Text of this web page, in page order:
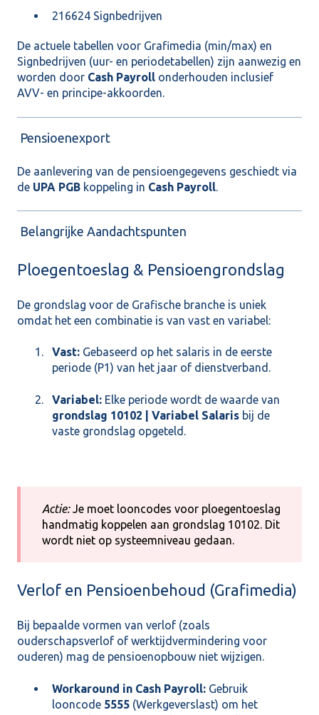
216624 Signbedrijven
De actuele tabellen voor Grafimedia (min/max) en
Signbedrijven (uur- en periodetabellen) zijn aanwezig en
worden door Cash Payroll onderhouden inclusief
AVV- en principe-akkoorden.
Pensioenexport
De aanlevering van de pensioengegevens geschiedt via
de UPA PGB koppeling in Cash Payroll.
Belangrijke Aandachtspunten
Ploegentoeslag & Pensioengrondslag
De grondslag voor de Grafische branche is uniek
omdat het een combinatie is van vast en variabel:
Vast: Gebaseerd op het salaris in de eerste
periode (P1) van het jaar of dienstverband.
Variabel: Elke periode wordt de waarde van
grondslag 10102 | Variabel Salaris bij de
vaste grondslag opgeteld.
Actie:Je moet looncodes voor ploegentoeslag
handmatig koppelen aan grondslag 10102. Dit
wordt niet op systeemniveau gedaan.
Verlof en Pensioenbehoud (Grafimedia)
Bij bepaalde vormen van verlof (zoals
ouderschapsverlof of werktijdvermindering voor
ouderen) mag de pensioenopbouw niet wijzigen.
Workaround in Cash Payroll: Gebruik
looncode 5555 (Werkgeverslast) om het